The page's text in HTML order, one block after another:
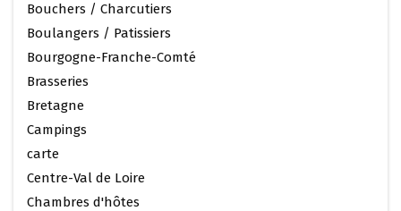
Bouchers / Charcutiers
Boulangers / Patissiers
Bourgogne-Franche-Comté
Brasseries
Bretagne
Campings
carte
Centre-Val de Loire
Chambres d'hôtes